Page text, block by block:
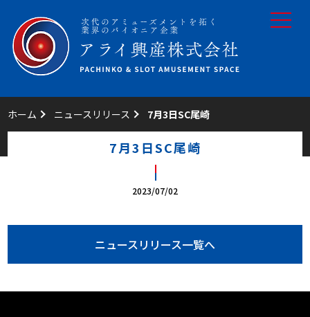
toggle
ホーム ニュースリリース 7月3日SC尾崎
7月3日SC尾崎
2023/07/02
ニュースリリース一覧へ